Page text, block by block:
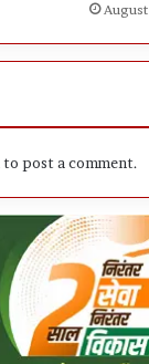
to post a comment.